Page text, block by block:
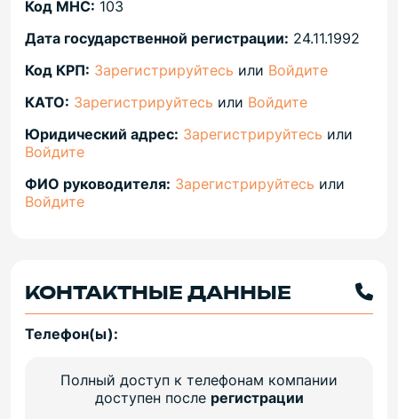
Код МНС: 103
Дата государственной регистрации: 24.11.1992
Код КРП: Зарегистрируйтесь или Войдите
КАТО: Зарегистрируйтесь или Войдите
Юридический адрес: Зарегистрируйтесь или
Войдите
ФИО руководителя: Зарегистрируйтесь или
Войдите
КОНТАКТНЫЕ ДАННЫЕ
Телефон(ы):
Полный доступ к телефонам компании
доступен после регистрации